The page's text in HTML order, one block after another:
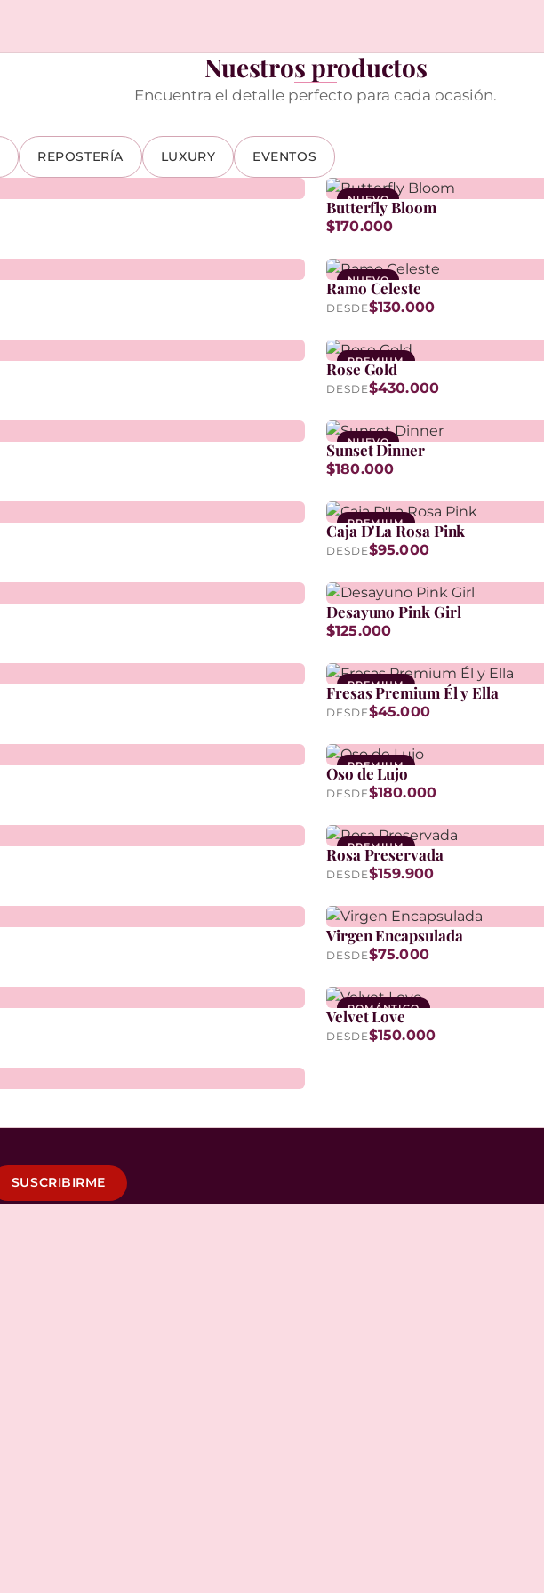
Nuestros productos
Encuentra el detalle perfecto para cada ocasión.
REPOSTERÍA LUXURY EVENTOS
NUEVO
Butterfly Bloom
$170.000
NUEVO
Ramo Celeste
DESDE$130.000
PREMIUM
Rose Gold
DESDE$430.000
NUEVO
Sunset Dinner
$180.000
PREMIUM
Caja D'La Rosa Pink
DESDE$95.000
Desayuno Pink Girl
$125.000
PREMIUM
Fresas Premium Él y Ella
DESDE$45.000
PREMIUM
Oso de Lujo
DESDE$180.000
PREMIUM
DURA +3 AÑOS
Rosa Preservada
DESDE$159.900
Virgen Encapsulada
DESDE$75.000
ROMÁNTICO
Velvet Love
DESDE$150.000
SUSCRIBIRME